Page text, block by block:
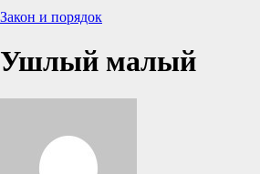
Закон и порядок
Ушлый малый